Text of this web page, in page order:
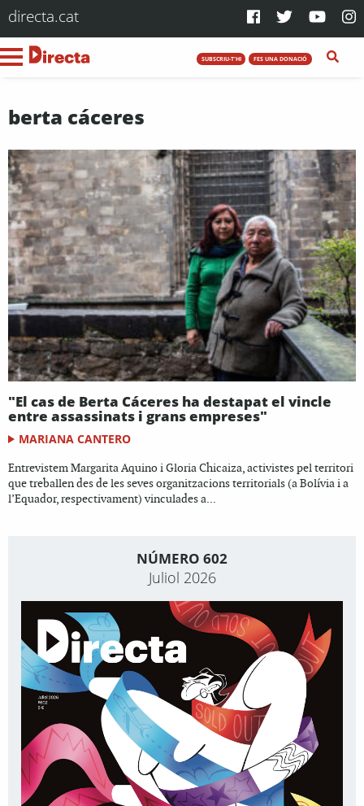
directa.cat
SUBSCRIU-T'HI FES UNA DONACIÓ
berta cáceres
"El cas de Berta Cáceres ha destapat el vincle
entre assassinats i grans empreses"
MARIANA CANTERO
Entrevistem Margarita Aquino i Gloria Chicaiza, activistes pel territori
que treballen des de les seves organitzacions territorials (a Bolívia i a
l’Equador, respectivament) vinculades a...
NÚMERO 602
Juliol 2026